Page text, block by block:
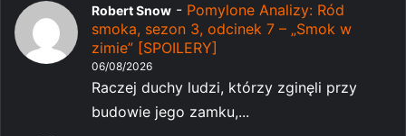
Robert Snow - Pomylone Analizy: Ród
smoka, sezon 3, odcinek 7 – „Smok w
zimie” [SPOILERY]
06/08/2026
Raczej duchy ludzi, którzy zginęli przy
budowie jego zamku,...